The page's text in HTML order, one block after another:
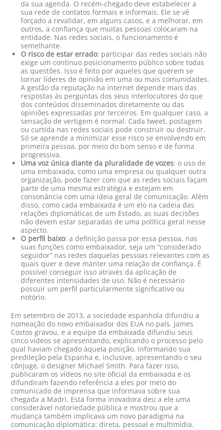
da sua agenda. O recém-chegado deve estabelecer a
sua rede de contatos formais e informais. Ele se vê
forçado a revalidar, em alguns casos, e a melhorar, em
outros, a confiança que muitas pessoas colocaram na
entidade. Nas redes sociais, o funcionamento é
semelhante.
O risco de estar errado: participar das redes sociais não
exige um contínuo posicionamento público sobre todas
as questões. Isso é feito por aqueles que querem se
tornar líderes de opinião em uma ou mais comunidades.
A gestão da reputação na internet depende mais das
respostas às perguntas dos seus interlocutores do que
dos conteúdos disseminados diretamente ou das
opiniões expressadas por terceiros. Em qualquer caso, a
sensação de vertigem é normal. Cada tweet, postagem
ou curtida nas redes sociais pode construir ou destruir.
Só se aprende a minimizar esse risco se envolvendo em
primeira pessoa, por meio do bom senso e de forma
progressiva.
Uma voz única diante da pluralidade de vozes: o uso de
uma embaixada, como uma empresa ou qualquer outra
organização, pode fazer com que as redes sociais façam
parte de uma mesma estratégia e estejam em
consonância com uma ideia geral de comunicação. Além
disso, como cada embaixada é um elo na cadeia das
relações diplomáticas de um Estado, as suas decisões
não devem estar separadas de uma política geral nesse
aspecto.
O perfil baixo: a definição passa por essa pessoa, nas
suas funções como embaixador, seja um “considerado
seguidor” nas redes daquelas pessoas relevantes com as
quais quer e deve manter uma relação de confiança. É
possível conseguir isso através da aplicação de
diferentes intensidades de uso. Não é necessário
possuir um perfil particularmente significativo ou
notório.
Em setembro de 2013, a sociedade espanhola difundiu a
nomeação do novo embaixador dos EUA no país. James
Costos gravou, e a equipe da embaixada difundiu seus
cinco vídeos se apresentando, explicando o processo pelo
qual haviam chegado àquela posição, informando sua
predileção pela Espanha e, inclusive, apresentando o seu
cônjuge, o designer Michael Smith. Para fazer isso,
publicaram os vídeos no site oficial da embaixada e os
difundiram fazendo referência a eles por meio do
comunicado de imprensa que informava sobre sua
chegada a Madri. Esta forma inovadora deu a ele uma
considerável notoriedade pública e mostrou que a
mudança também implicava um novo paradigma na
comunicação diplomática: direta, pessoal e multimídia.